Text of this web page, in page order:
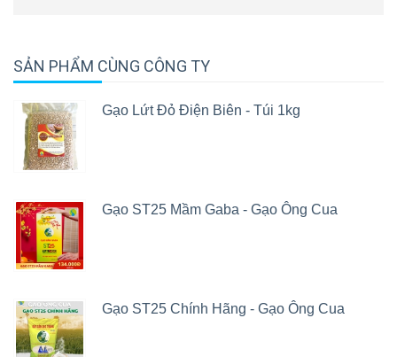
SẢN PHẨM CÙNG CÔNG TY
Gạo Lứt Đỏ Điện Biên - Túi 1kg
Gạo ST25 Mầm Gaba - Gạo Ông Cua
Gạo ST25 Chính Hãng - Gạo Ông Cua